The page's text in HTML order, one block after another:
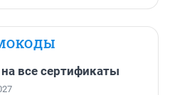
все сертификаты